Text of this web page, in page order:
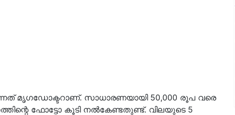
മൃഗഡോക്ടറാണ്. സാധാരണയായി 50,000 രൂപ വരെ
ഫോട്ടോ കൂടി നൽകേണ്ടതുണ്ട്. വിലയുടെ 5